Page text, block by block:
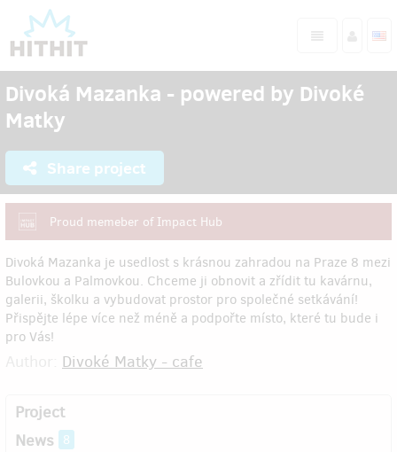
Divoká Mazanka - powered by Divoké
Matky
Share project
Proud memeber of Impact Hub
Divoká Mazanka je usedlost s krásnou zahradou na Praze 8 mezi
Bulovkou a Palmovkou. Chceme ji obnovit a zřídit tu kavárnu,
galerii, školku a vybudovat prostor pro společné setkávání!
Přispějte lépe více než méně a podpořte místo, které tu bude i
pro Vás!
Divoké Matky - cafe
Project
News
8